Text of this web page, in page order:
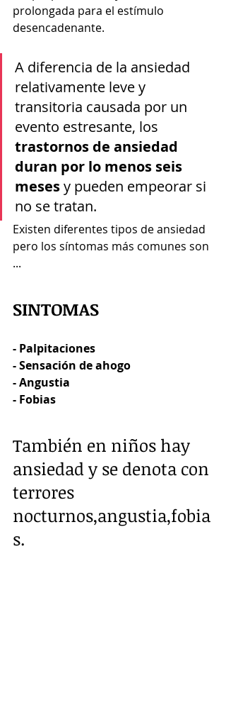
prolongada para el estímulo
desencadenante.
A diferencia de la ansiedad
relativamente leve y
transitoria causada por un
evento estresante, los
trastornos de ansiedad
duran por lo menos seis
meses y pueden empeorar si
no se tratan.
Existen diferentes tipos de ansiedad
pero los síntomas más comunes son
...
SINTOMAS
- Palpitaciones
- Sensación de ahogo
- Angustia
- Fobias
También en niños hay
ansiedad y se denota con
terrores
nocturnos,angustia,fobia
s.